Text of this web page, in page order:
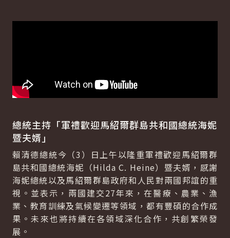
總統主持「軍禮歡迎馬紹爾群島共和國總統海妮
暨夫婿」
賴清德總統今（3）日上午以隆重軍禮歡迎馬紹爾群
島共和國總統海妮（Hilda C. Heine）暨夫婿，感謝
海妮總統以及馬紹爾群島政府和人民對兩國邦誼的重
視。並表示，兩國建交27年來，在醫療、農業、漁
業、教育訓練及氣候變遷等領域，都有豐碩的合作成
果。未來也將持續在各領域深化合作，共創繁榮發
展。